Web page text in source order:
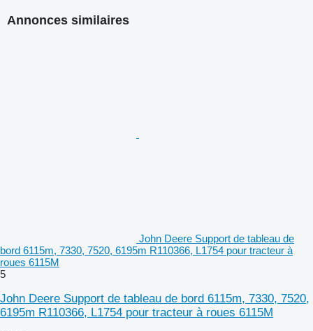
Annonces similaires
John Deere Support de tableau de
bord 6115m, 7330, 7520, 6195m R110366, L1754 pour tracteur à
roues 6115M
5
John Deere Support de tableau de bord 6115m, 7330, 7520,
6195m R110366, L1754 pour tracteur à roues 6115M